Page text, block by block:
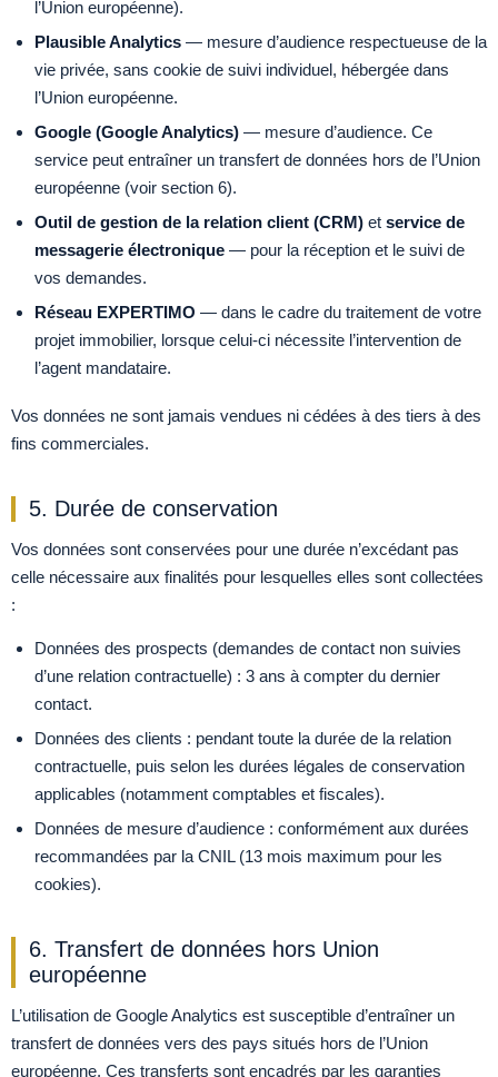
l’Union européenne).
Plausible Analytics — mesure d’audience respectueuse de la
vie privée, sans cookie de suivi individuel, hébergée dans
l’Union européenne.
Google (Google Analytics) — mesure d’audience. Ce
service peut entraîner un transfert de données hors de l’Union
européenne (voir section 6).
Outil de gestion de la relation client (CRM) et service de
messagerie électronique — pour la réception et le suivi de
vos demandes.
Réseau EXPERTIMO — dans le cadre du traitement de votre
projet immobilier, lorsque celui-ci nécessite l’intervention de
l’agent mandataire.
Vos données ne sont jamais vendues ni cédées à des tiers à des
fins commerciales.
5. Durée de conservation
Vos données sont conservées pour une durée n’excédant pas
celle nécessaire aux finalités pour lesquelles elles sont collectées
:
Données des prospects (demandes de contact non suivies
d’une relation contractuelle) : 3 ans à compter du dernier
contact.
Données des clients : pendant toute la durée de la relation
contractuelle, puis selon les durées légales de conservation
applicables (notamment comptables et fiscales).
Données de mesure d’audience : conformément aux durées
recommandées par la CNIL (13 mois maximum pour les
cookies).
6. Transfert de données hors Union
européenne
L’utilisation de Google Analytics est susceptible d’entraîner un
transfert de données vers des pays situés hors de l’Union
européenne. Ces transferts sont encadrés par les garanties